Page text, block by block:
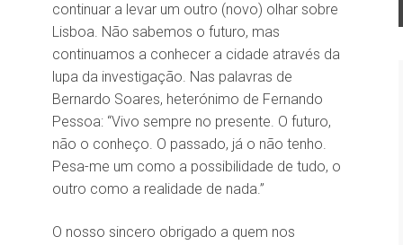
continuar a levar um outro (novo) olhar sobre
Lisboa. Não sabemos o futuro, mas
continuamos a conhecer a cidade através da
lupa da investigação. Nas palavras de
Bernardo Soares, heterónimo de Fernando
Pessoa: “Vivo sempre no presente. O futuro,
não o conheço. O passado, já o não tenho.
Pesa-me um como a possibilidade de tudo, o
outro como a realidade de nada.”
O nosso sincero obrigado a quem nos